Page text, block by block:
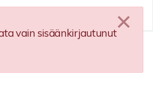
vain sisäänkirjautunut